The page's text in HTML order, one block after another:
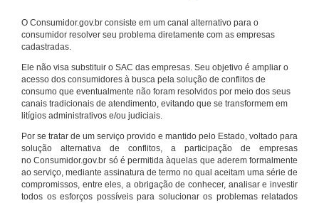
O Consumidor.gov.br consiste em um canal alternativo para o
consumidor resolver seu problema diretamente com as empresas
cadastradas.
Ele não visa substituir o SAC das empresas. Seu objetivo é ampliar o
acesso dos consumidores à busca pela solução de conflitos de
consumo que eventualmente não foram resolvidos por meio dos seus
canais tradicionais de atendimento, evitando que se transformem em
litígios administrativos e/ou judiciais.
Por se tratar de um serviço provido e mantido pelo Estado, voltado para
solução alternativa de conflitos, a participação de empresas
no Consumidor.gov.br só é permitida àquelas que aderem formalmente
ao serviço, mediante assinatura de termo no qual aceitam uma série de
compromissos, entre eles, a obrigação de conhecer, analisar e investir
todos os esforços possíveis para solucionar os problemas relatados